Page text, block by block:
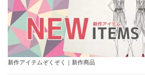
新作アイテムぞくぞく｜新作商品